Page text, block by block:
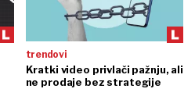
trendovi
Kratki video privlači pažnju, ali
ne prodaje bez strategije